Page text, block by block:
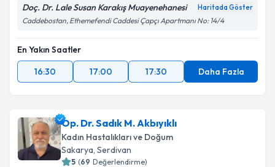
Doç. Dr. Lale Susan Karakış Muayenehanesi Haritada Göster
Caddebostan, Ethemefendi Caddesi Çapçı Apartmanı No: 14/4
En Yakın Saatler
16:30
17:00 17:30 Daha Fazla
Op. Dr. Sadık M. Akbıyıklı
Kadın Hastalıkları ve Doğum
Sakarya, Serdivan
5 (69 Değerlendirme)